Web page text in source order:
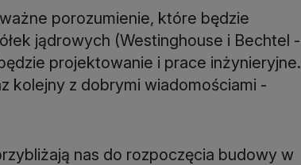
porozumienie, które będzie
jądrowych (Westinghouse i Bechtel -
projektowanie i prace inżynieryjne.
kolejny z dobrymi wiadomościami -
nas do rozpoczęcia budowy w